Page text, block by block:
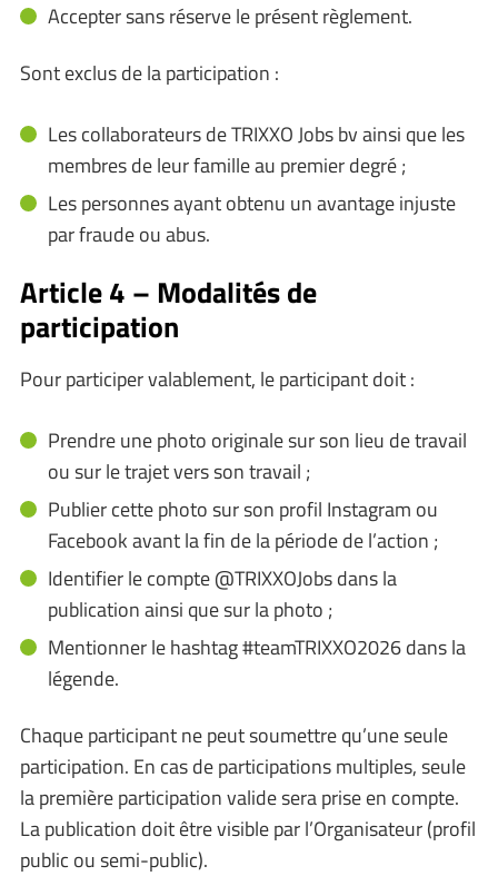
Accepter sans réserve le présent règlement.
Sont exclus de la participation :
Les collaborateurs de TRIXXO Jobs bv ainsi que les
membres de leur famille au premier degré ;
Les personnes ayant obtenu un avantage injuste
par fraude ou abus.
Article 4 – Modalités de
participation
Pour participer valablement, le participant doit :
Prendre une photo originale sur son lieu de travail
ou sur le trajet vers son travail ;
Publier cette photo sur son profil Instagram ou
Facebook avant la fin de la période de l’action ;
Identifier le compte @TRIXXOJobs dans la
publication ainsi que sur la photo ;
Mentionner le hashtag #teamTRIXXO2026 dans la
légende.
Chaque participant ne peut soumettre qu’une seule
participation. En cas de participations multiples, seule
la première participation valide sera prise en compte.
La publication doit être visible par l’Organisateur (profil
public ou semi-public).